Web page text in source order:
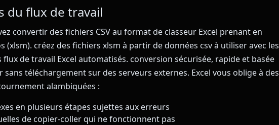
du flux de travail
convertir des fichiers CSV au format de classeur Excel prenant en
(xlsm). créez des fichiers xlsm à partir de données csv à utiliser avec les
flux de travail Excel automatisés. conversion sécurisée, rapide et basée
téléchargement sur des serveurs externes. Excel vous oblige à des
alambiquées :
en plusieurs étapes sujettes aux erreurs
de copier-coller qui ne fonctionnent pas